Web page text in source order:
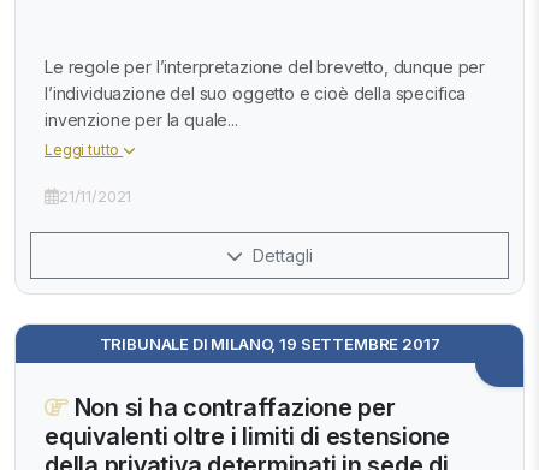
Le regole per l’interpretazione del brevetto, dunque per
l’individuazione del suo oggetto e cioè della specifica
invenzione per la quale...
Leggi tutto
21/11/2021
Dettagli
TRIBUNALE DI MILANO, 19 SETTEMBRE 2017
Non si ha contraffazione per
equivalenti oltre i limiti di estensione